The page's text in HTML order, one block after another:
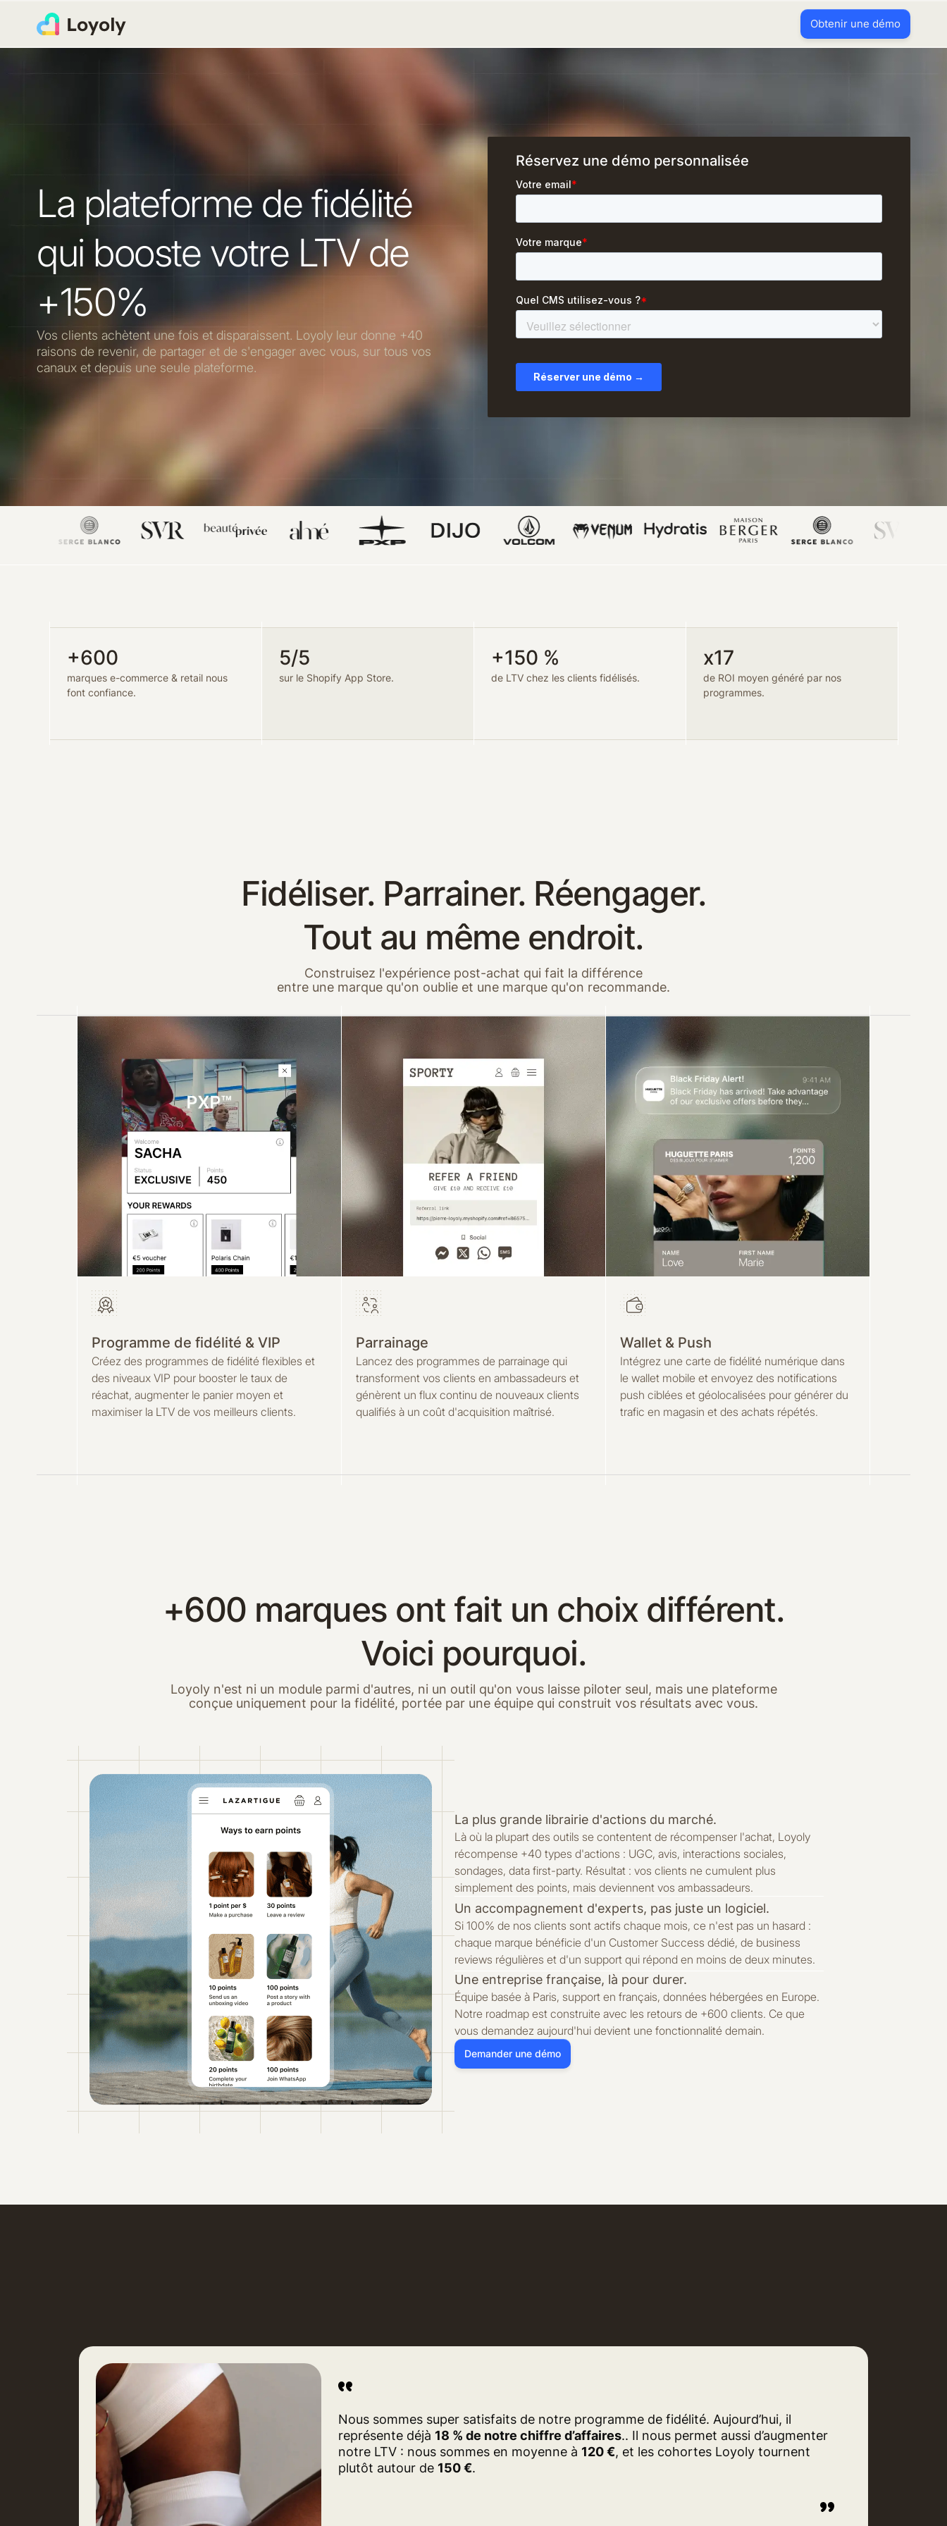
Obtenir une démo
La plateforme de fidélité
qui booste votre LTV de
+150%
Vos clients achètent une fois et disparaissent. Loyoly leur donne +40
raisons de revenir, de partager et de s'engager avec vous, sur tous vos
canaux et depuis une seule plateforme.
Réservez une démo personnalisée
+600
marques e-commerce & retail nous
font confiance.
5/5
sur le Shopify App Store.
+150 %
de LTV chez les clients fidélisés.
x17
de ROI moyen généré par nos
programmes.
Fidéliser. Parrainer. Réengager.
Tout au même endroit.
Construisez l'expérience post-achat qui fait la différence
entre une marque qu'on oublie et une marque qu'on recommande.
Programme de fidélité & VIP
Créez des programmes de fidélité flexibles et
des niveaux VIP pour booster le taux de
réachat, augmenter le panier moyen et
maximiser la LTV de vos meilleurs clients.
Parrainage
Lancez des programmes de parrainage qui
transforment vos clients en ambassadeurs et
génèrent un flux continu de nouveaux clients
qualifiés à un coût d'acquisition maîtrisé.
Wallet & Push
Intégrez une carte de fidélité numérique dans
le wallet mobile et envoyez des notifications
push ciblées et géolocalisées pour générer du
trafic en magasin et des achats répétés.
+600 marques ont fait un choix différent.
Voici pourquoi.
Loyoly n'est ni un module parmi d'autres, ni un outil qu'on vous laisse piloter seul, mais une plateforme
conçue uniquement pour la fidélité, portée par une équipe qui construit vos résultats avec vous.
La plus grande librairie d'actions du marché.
Là où la plupart des outils se contentent de récompenser l'achat, Loyoly
récompense +40 types d'actions : UGC, avis, interactions sociales,
sondages, data first-party. Résultat : vos clients ne cumulent plus
simplement des points, mais deviennent vos ambassadeurs.
Un accompagnement d'experts, pas juste un logiciel.
Si 100% de nos clients sont actifs chaque mois, ce n'est pas un hasard :
chaque marque bénéficie d'un Customer Success dédié, de business
reviews régulières et d'un support qui répond en moins de deux minutes.
Une entreprise française, là pour durer.
Équipe basée à Paris, support en français, données hébergées en Europe.
Notre roadmap est construite avec les retours de +600 clients. Ce que
vous demandez aujourd'hui devient une fonctionnalité demain.
Demander une démo
Nous sommes super satisfaits de notre programme de fidélité. Aujourd’hui, il
représente déjà 18 % de notre chiffre d’affaires.. Il nous permet aussi d’augmenter
notre LTV : nous sommes en moyenne à 120 €, et les cohortes Loyoly tournent
plutôt autour de 150 €.